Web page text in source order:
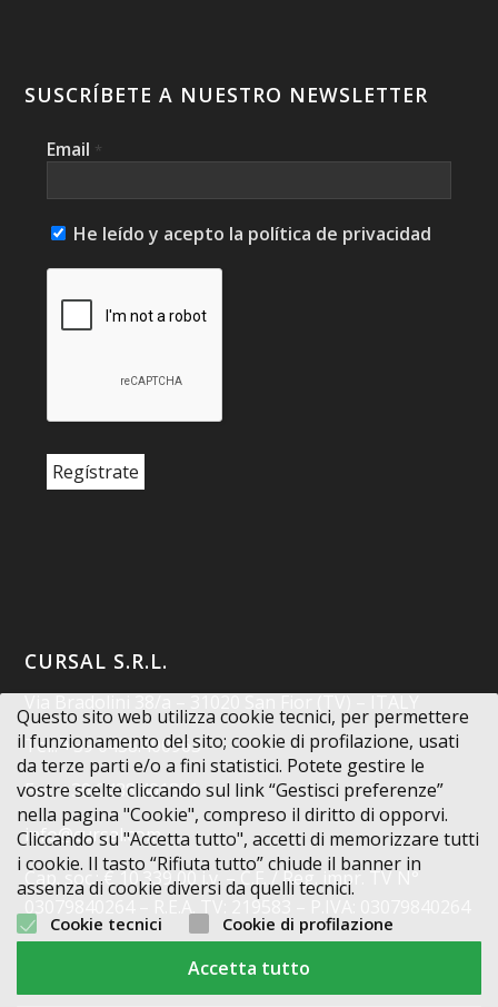
SUSCRÍBETE A NUESTRO NEWSLETTER
Email *
He leído y acepto la política de privacidad
CURSAL S.R.L.
Tel.: +39 0438.400963
Fax: +39 0438.401851
info@cursal.com
Cap. soc.: € 10.339,00 i.v. – C.F. / Reg. impr. TV N°
03079840264 – R.E.A. TV: 219583 – P.IVA: 03079840264
Questo sito web utilizza cookie tecnici, per permettere
il funzionamento del sito; cookie di profilazione, usati
da terze parti e/o a fini statistici. Potete gestire le
vostre scelte cliccando sul link “Gestisci preferenze”
nella pagina "Cookie", compreso il diritto di opporvi.
Cliccando su "Accetta tutto", accetti di memorizzare tutti
i cookie. Il tasto “Rifiuta tutto” chiude il banner in
assenza di cookie diversi da quelli tecnici.
Cookie tecnici Cookie di profilazione
Accetta tutto